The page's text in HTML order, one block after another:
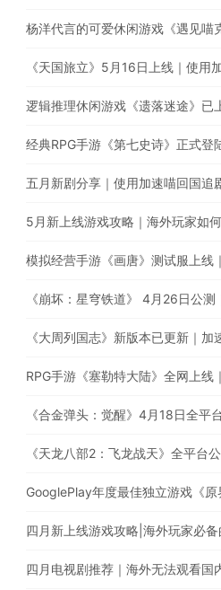
杨洋代言的可爱休闲游戏《遇见喵
《天国旅立》5月16日上线｜使用
经典RPG手游《第七史诗》正式登
五月新剧分享｜使用加速喵回国追
5月新上线游戏攻略｜海外玩家如
模拟经营手游《画唐》测试服上线
《大周列国志》新版本已更新｜
GooglePlay年度最佳独立游戏《原
四月新上线游戏攻略|海外玩家必
四月电视剧推荐｜海外无法观看国